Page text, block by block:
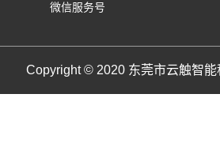
微信服务号
Copyright © 2020 东莞市云触智